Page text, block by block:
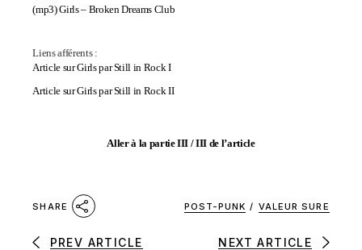
(mp3)Girls – Broken Dreams Club
Liens afférents :
Article sur Girls par Still in Rock I
Article sur Girls par Still in Rock II
Aller à la partie III / III de l’article
SHARE POST-PUNK / VALEUR SURE
PREV ARTICLE NEXT ARTICLE